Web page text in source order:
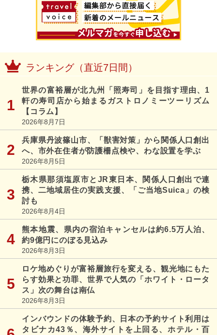
ランキング（直近7日間）
世界の富裕層が北九州「照寿司」を目指す理由、1
軒の寿司店から始まるガストロノミーツーリズム
【コラム】
2026年8月7日
兵庫県丹波篠山市、「獣害対策」から関係人口創出
へ、市外在住者が防護柵点検や、わな設置を学ぶ
2026年8月5日
栃木県那須塩原市とJR東日本、関係人口創出で連
携、二地域居住の実践支援、「ご当地Suica」の検
討も
2026年8月4日
熊本地震、県内の宿泊キャンセルは約6.5万人泊、
約9億円にのぼる見込み
2026年8月3日
ロケ地めぐりが富裕層旅行を変える、観光地にもた
らす効果と功罪、世界で人気の「ホワイト・ロータ
ス」次の舞台は南仏
2026年8月3日
インバウンドの体験予約、日本の予約サイト利用は
タビナカ43％、海外サイトを上回る、ホテル・百